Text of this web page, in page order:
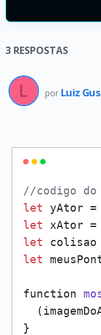
3 RESPOSTAS
por Luiz
//codigo
let yAtor =
let xAtor =
let colisao
let
function
}